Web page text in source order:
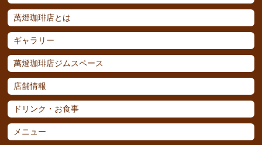
萬燈珈琲店とは
ギャラリー
萬燈珈琲店ジムスペース
店舗情報
ドリンク・お食事
メニュー